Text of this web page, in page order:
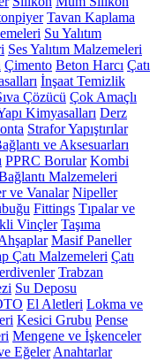
Tavan Kaplama
Su Yalıtım
Ses Yalıtım Malzemeleri
Çimento Beton Harcı Çatı
İnşaat Temizlik
Çözücü Çok Amaçlı
Kimyasalları Derz
Strafor Yapıştırılar
ve Aksesuarları
PPRC Borular Kombi
Malzemeleri
ve Vanalar Nipeller
Fittings Tıpalar ve
Vinçler Taşıma
Masif Paneller
Çatı Malzemeleri Çatı
Trabzan
Su Deposu
El Aletleri Lokma ve
Kesici Grubu Pense
Mengene ve İşkenceler
Eğeler Anahtarlar